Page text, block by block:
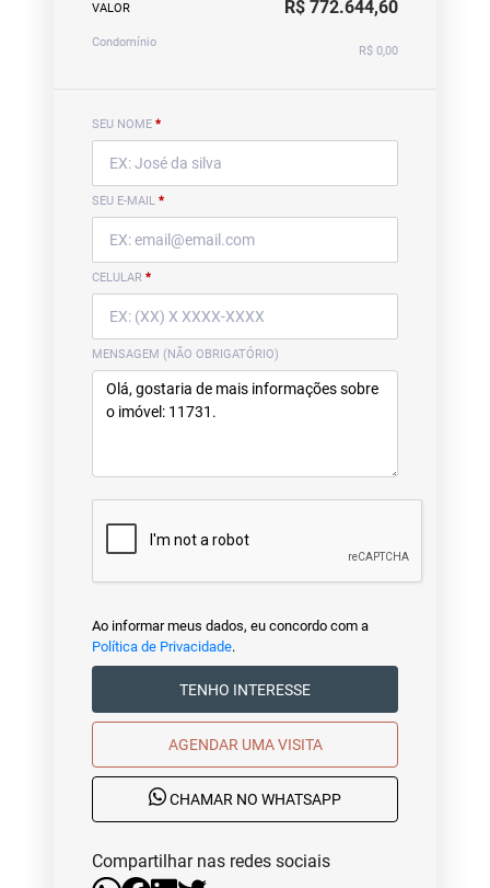
VALOR R$ 772.644,60
Condomínio
R$ 0,00
SEU NOME *
SEU E-MAIL *
CELULAR *
MENSAGEM (NÃO OBRIGATÓRIO)
Ao informar meus dados, eu concordo com a
Política de Privacidade.
TENHO INTERESSE
AGENDAR UMA VISITA
CHAMAR NO WHATSAPP
Compartilhar nas redes sociais